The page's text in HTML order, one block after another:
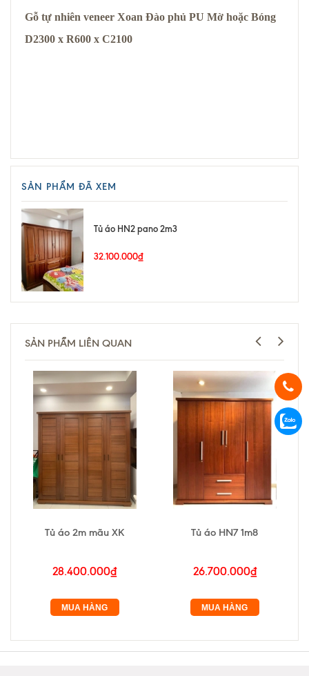
Gỗ tự nhiên veneer Xoan Đào phủ PU Mờ hoặc Bóng
D2300 x R600 x C2100
SẢN PHẨM ĐÃ XEM
Tủ áo HN2 pano 2m3
32.100.000₫
SẢN PHẨM LIÊN QUAN
Tủ áo 2m mãu XK
28.400.000₫
MUA HÀNG
Tủ áo HN7 1m8
26.700.000₫
MUA HÀNG